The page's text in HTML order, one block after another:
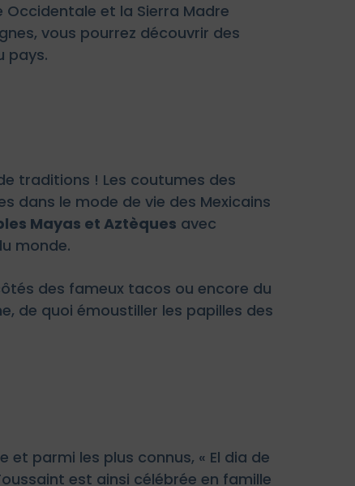
et la Sierra Madre
vous pourrez découvrir des
pays.
traditions ! Les coutumes des
dans le mode de vie des Mexicains
Mayas et Aztèques avec
monde.
des fameux tacos ou encore du
de quoi émoustiller les papilles des
parmi les plus connus, « El dia de
est ainsi célébrée en famille